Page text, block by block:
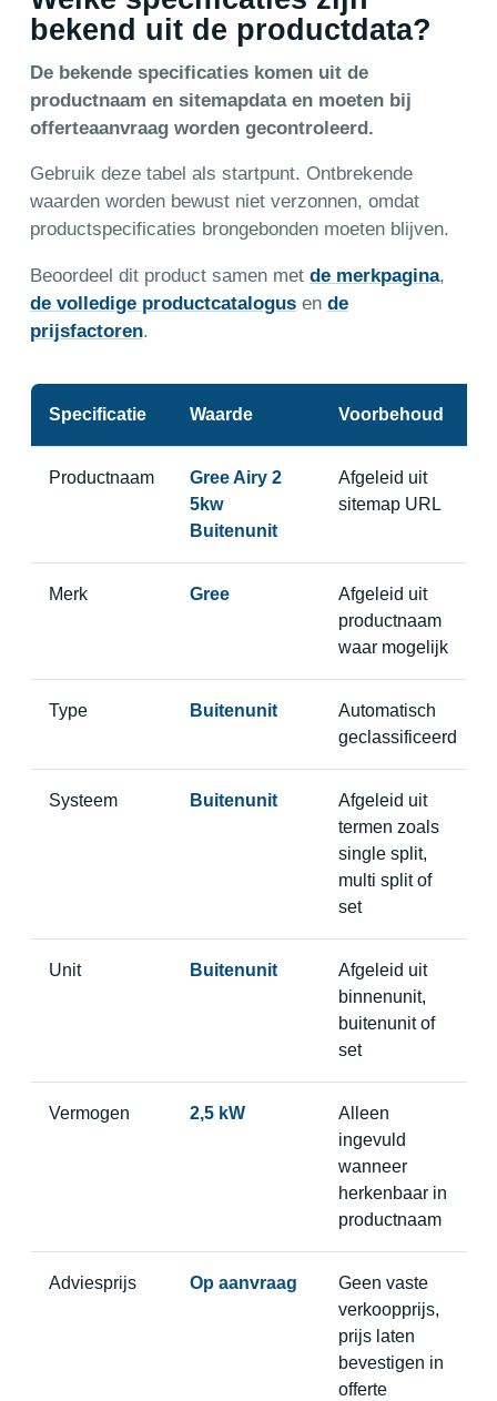
bekend uit de productdata?
De bekende specificaties komen uit de
productnaam en sitemapdata en moeten bij
offerteaanvraag worden gecontroleerd.
Gebruik deze tabel als startpunt. Ontbrekende
waarden worden bewust niet verzonnen, omdat
productspecificaties brongebonden moeten blijven.
Beoordeel dit product samen met de merkpagina,
de volledige productcatalogusen de
prijsfactoren.
Specificatie Waarde Voorbehoud
Productnaam
Gree Airy 2
5kw
Buitenunit
Afgeleid uit
sitemap URL
Merk Gree
Afgeleid uit
productnaam
waar mogelijk
Type Buitenunit
Automatisch
geclassificeerd
Systeem Buitenunit
Afgeleid uit
termen zoals
single split,
multi split of
set
Unit Buitenunit
Afgeleid uit
binnenunit,
buitenunit of
set
Vermogen 2,5 kW
Alleen
ingevuld
wanneer
herkenbaar in
productnaam
Adviesprijs Op aanvraag
Geen vaste
verkoopprijs,
prijs laten
bevestigen in
offerte